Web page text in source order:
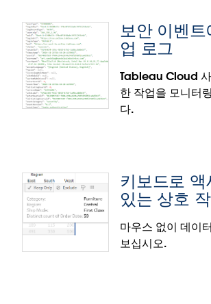
참고: 싱가포르 지역은 2024년 12월부
사용할 수 있게 되었습니다.
커뮤니티의 제안을 반영한 기능
웹 작성의 기본 날짜 및 숫자
를 선택하여 Tableau Cloud와
기본 표시 형식을 설정합니다.
커뮤니티의 제안을 반영한 기능
보안 이벤
업 로그
Tableau Cloud
한 작업을 모니터
다.
보안 이벤트에 대한 작업 로그
키보드로
있는 상호
마우스 없이 데이
보십시오.